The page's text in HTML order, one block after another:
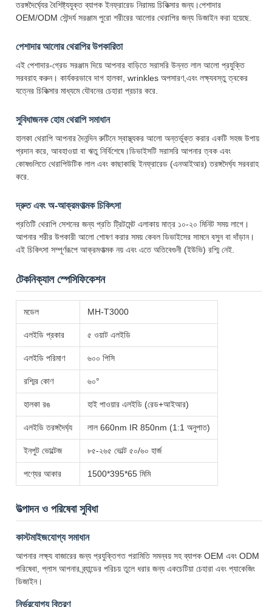
তরঙ্গদৈর্ঘ্যের বৈশিষ্ট্যযুক্ত ব্যাপক ইনফ্রারেড নিরাময় চিকিত্সার জন্য।পেশাদার
OEM/ODM সৌন্দর্য সরঞ্জাম পুরো শরীরের আলোর থেরাপির জন্য ডিজাইন করা হয়েছে.
পেশাদার আলোর থেরাপির উপকারিতা
এই পেশাদার-গ্রেড সরঞ্জাম দিয়ে আপনার বাড়িতে সরাসরি উন্নত লাল আলো প্রযুক্তি
সরবরাহ করুন। কার্যকরভাবে দাগ হালকা, wrinkles অপসারণ,এবং লক্ষ্যবস্তু ত্বকের
যত্নের চিকিত্সার মাধ্যমে যৌবনের চেহারা প্রচার করে.
সুবিধাজনক হোম থেরাপি সমাধান
হালকা থেরাপি আপনার দৈনন্দিন রুটিনে স্বাস্থ্যকর আলো অন্তর্ভুক্ত করার একটি সহজ উপায়
প্রদান করে, আবহাওয়া বা ঋতু নির্বিশেষে।ডিভাইসটি সরাসরি আপনার ত্বক এবং
কোষগুলিতে থেরাপিউটিক লাল এবং কাছাকাছি ইনফ্রারেড (এনআইআর) তরঙ্গদৈর্ঘ্য সরবরাহ
করে.
দ্রুত এবং অ-আক্রমণাত্মক চিকিৎসা
প্রতিটি থেরাপি সেশনের জন্য প্রতি ট্রিটমেন্ট এলাকায় মাত্র ১০-২০ মিনিট সময় লাগে।
আপনার শরীর উপকারী আলো শোষণ করার সময় কেবল ডিভাইসের সামনে বসুন বা দাঁড়ান।
এই চিকিৎসা সম্পূর্ণরূপে আক্রমণাত্মক নয় এবং এতে অতিবেগুনী (ইউভি) রশ্মি নেই.
টেকনিক্যাল স্পেসিফিকেশন
মডেল MH-T3000
এলইডি প্রকার ৫ ওয়াট এলইডি
এলইডি পরিমাণ ৬০০ পিসি
রশ্মির কোণ ৬০°
হালকা রঙ হাই পাওয়ার এলইডি (রেড+আইআর)
এলইডি তরঙ্গদৈর্ঘ্য লাল 660nm IR 850nm (1:1 অনুপাত)
ইনপুট ভোল্টেজ ৮৫-২৬৫ ভোল্ট ৫০/৬০ হার্জ
পণ্যের আকার 1500*395*65 মিমি
উত্পাদন ও পরিষেবা সুবিধা
কাস্টমাইজযোগ্য সমাধান
আপনার লক্ষ্য বাজারের জন্য প্রযুক্তিগত পরামিতি সমন্বয় সহ ব্যাপক OEM এবং ODM
পরিষেবা, প্লাস আপনার ব্র্যান্ডের পরিচয় তুলে ধরার জন্য একচেটিয়া চেহারা এবং প্যাকেজিং
ডিজাইন।
নির্ভরযোগ্য বিতরণ